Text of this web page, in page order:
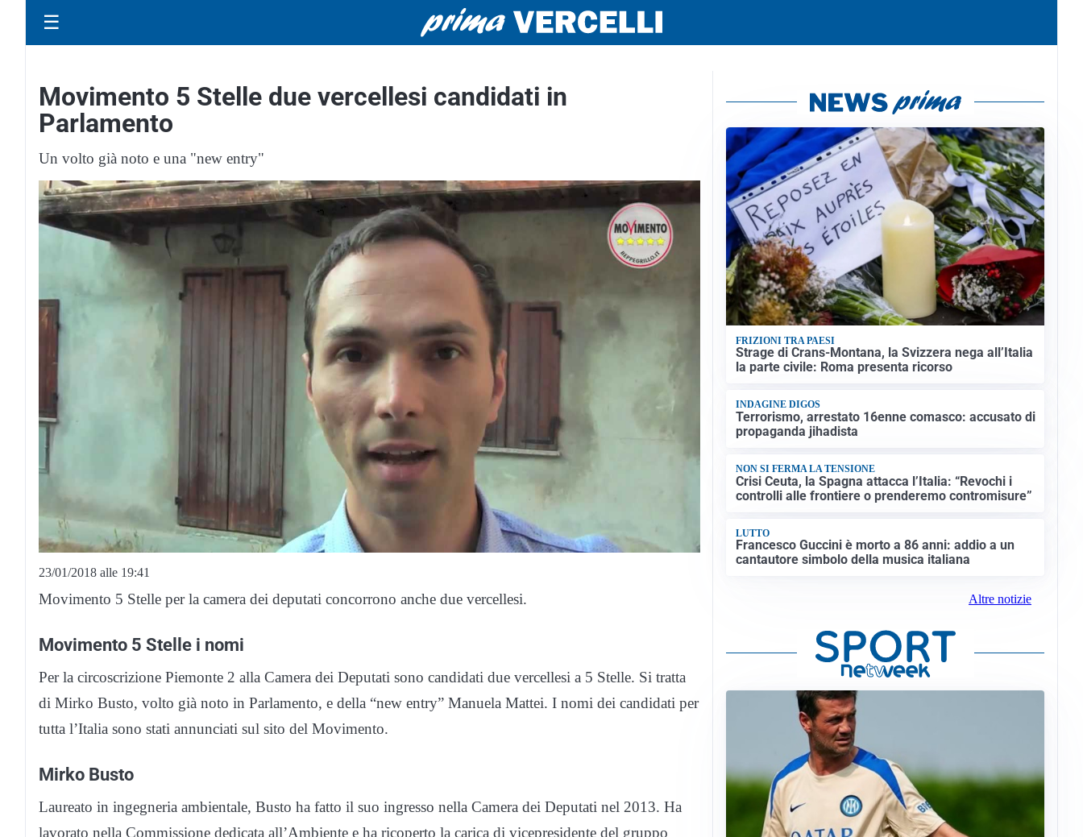
☰
Movimento 5 Stelle due vercellesi candidati in
Parlamento
Un volto già noto e una "new entry"
23/01/2018 alle 19:41
Movimento 5 Stelle per la camera dei deputati concorrono anche due vercellesi.
Movimento 5 Stelle i nomi
Per la circoscrizione Piemonte 2 alla Camera dei Deputati sono candidati due vercellesi a 5 Stelle. Si tratta
di Mirko Busto, volto già noto in Parlamento, e della “new entry” Manuela Mattei. I nomi dei candidati per
tutta l’Italia sono stati annunciati sul sito del Movimento.
Mirko Busto
Laureato in ingegneria ambientale, Busto ha fatto il suo ingresso nella Camera dei Deputati nel 2013. Ha
lavorato nella Commissione dedicata all’Ambiente e ha ricoperto la carica di vicepresidente del gruppo
FRIZIONI TRA PAESI
Strage di Crans-Montana, la Svizzera nega all’Italia
la parte civile: Roma presenta ricorso
INDAGINE DIGOS
Terrorismo, arrestato 16enne comasco: accusato di
propaganda jihadista
NON SI FERMA LA TENSIONE
Crisi Ceuta, la Spagna attacca l’Italia: “Revochi i
controlli alle frontiere o prenderemo contromisure”
LUTTO
Francesco Guccini è morto a 86 anni: addio a un
cantautore simbolo della musica italiana
Altre notizie